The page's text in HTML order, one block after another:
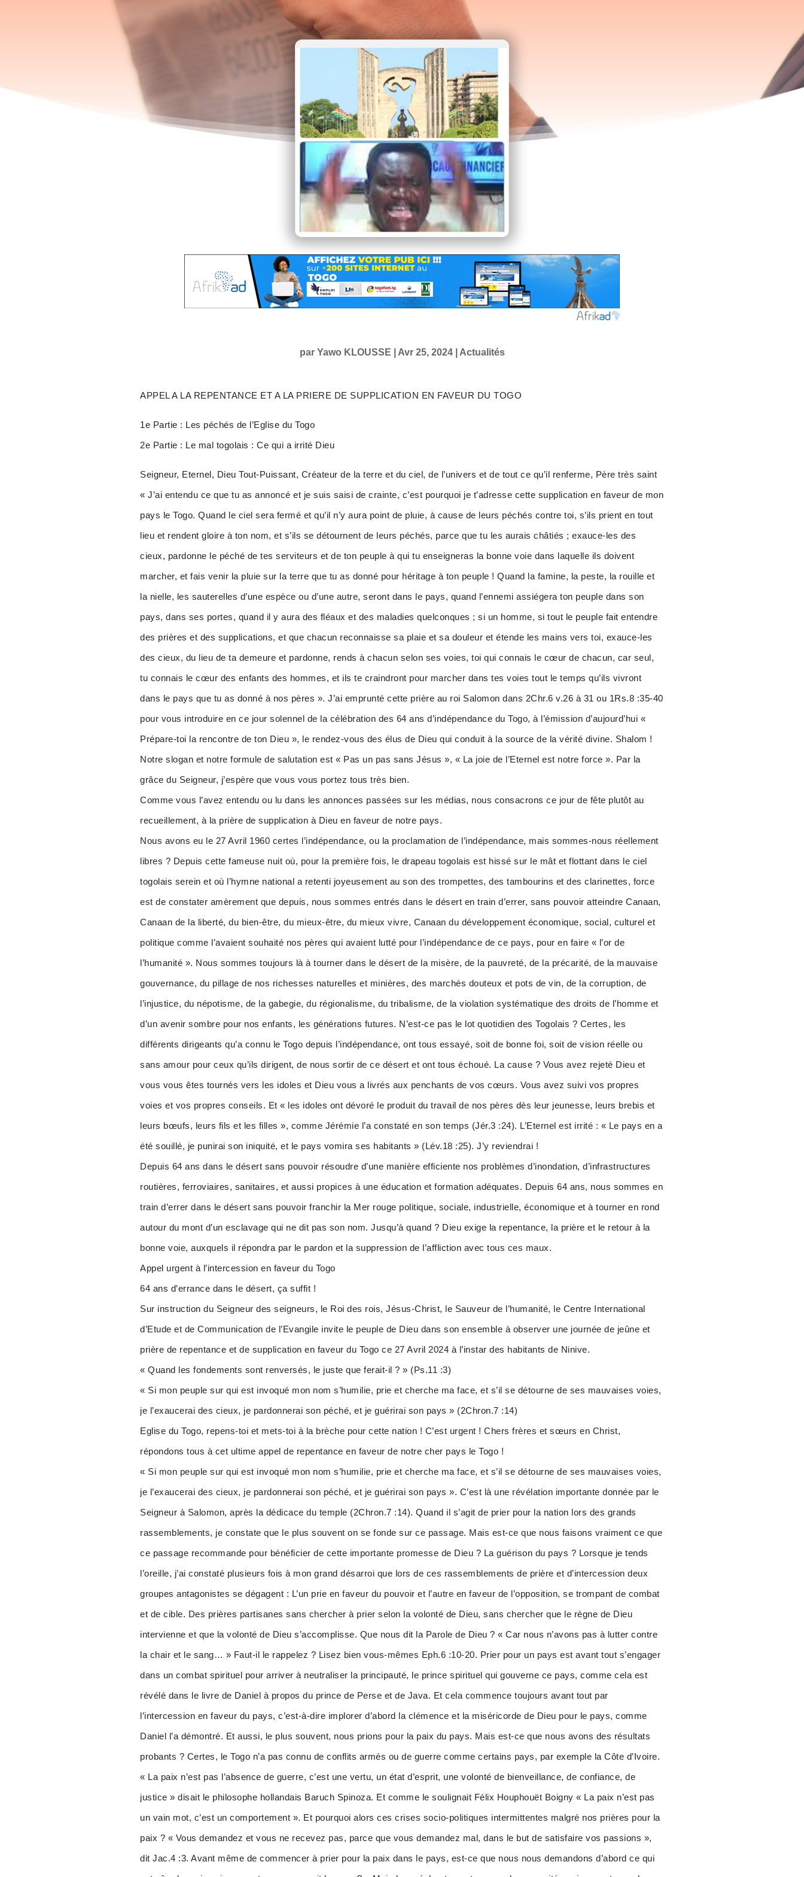
par Yawo KLOUSSE Avr 25, 2024| Actualités
APPEL A LA REPENTANCE ET A LA PRIERE DE SUPPLICATION EN FAVEUR DU TOGO
1e Partie : Les péchés de l’Eglise du Togo
2e Partie : Le mal togolais : Ce qui a irrité Dieu
Seigneur, Eternel, Dieu Tout-Puissant, Créateur de la terre et du ciel, de l’univers et de tout ce qu’il renferme, Père très saint
« J’ai entendu ce que tu as annoncé et je suis saisi de crainte, c’est pourquoi je t’adresse cette supplication en faveur de mon
pays le Togo. Quand le ciel sera fermé et qu’il n’y aura point de pluie, à cause de leurs péchés contre toi, s’ils prient en tout
lieu et rendent gloire à ton nom, et s’ils se détournent de leurs péchés, parce que tu les aurais châtiés ; exauce-les des
cieux, pardonne le péché de tes serviteurs et de ton peuple à qui tu enseigneras la bonne voie dans laquelle ils doivent
marcher, et fais venir la pluie sur la terre que tu as donné pour héritage à ton peuple ! Quand la famine, la peste, la rouille et
la nielle, les sauterelles d’une espèce ou d’une autre, seront dans le pays, quand l’ennemi assiégera ton peuple dans son
pays, dans ses portes, quand il y aura des fléaux et des maladies quelconques ; si un homme, si tout le peuple fait entendre
des prières et des supplications, et que chacun reconnaisse sa plaie et sa douleur et étende les mains vers toi, exauce-les
des cieux, du lieu de ta demeure et pardonne, rends à chacun selon ses voies, toi qui connais le cœur de chacun, car seul,
tu connais le cœur des enfants des hommes, et ils te craindront pour marcher dans tes voies tout le temps qu’ils vivront
dans le pays que tu as donné à nos pères ». J’ai emprunté cette prière au roi Salomon dans 2Chr.6 v.26 à 31 ou 1Rs.8 :35-40
pour vous introduire en ce jour solennel de la célébration des 64 ans d’indépendance du Togo, à l’émission d’aujourd’hui «
Prépare-toi la rencontre de ton Dieu », le rendez-vous des élus de Dieu qui conduit à la source de la vérité divine. Shalom !
Notre slogan et notre formule de salutation est « Pas un pas sans Jésus », « La joie de l’Eternel est notre force ». Par la
grâce du Seigneur, j’espère que vous vous portez tous très bien.
Comme vous l’avez entendu ou lu dans les annonces passées sur les médias, nous consacrons ce jour de fête plutôt au
recueillement, à la prière de supplication à Dieu en faveur de notre pays.
Nous avons eu le 27 Avril 1960 certes l’indépendance, ou la proclamation de l’indépendance, mais sommes-nous réellement
libres ? Depuis cette fameuse nuit où, pour la première fois, le drapeau togolais est hissé sur le mât et flottant dans le ciel
togolais serein et où l’hymne national a retenti joyeusement au son des trompettes, des tambourins et des clarinettes, force
est de constater amèrement que depuis, nous sommes entrés dans le désert en train d’errer, sans pouvoir atteindre Canaan,
Canaan de la liberté, du bien-être, du mieux-être, du mieux vivre, Canaan du développement économique, social, culturel et
politique comme l’avaient souhaité nos pères qui avaient lutté pour l’indépendance de ce pays, pour en faire « l’or de
l’humanité ». Nous sommes toujours là à tourner dans le désert de la misère, de la pauvreté, de la précarité, de la mauvaise
gouvernance, du pillage de nos richesses naturelles et minières, des marchés douteux et pots de vin, de la corruption, de
l’injustice, du népotisme, de la gabegie, du régionalisme, du tribalisme, de la violation systématique des droits de l’homme et
d’un avenir sombre pour nos enfants, les générations futures. N’est-ce pas le lot quotidien des Togolais ? Certes, les
différents dirigeants qu’a connu le Togo depuis l’indépendance, ont tous essayé, soit de bonne foi, soit de vision réelle ou
sans amour pour ceux qu’ils dirigent, de nous sortir de ce désert et ont tous échoué. La cause ? Vous avez rejeté Dieu et
vous vous êtes tournés vers les idoles et Dieu vous a livrés aux penchants de vos cœurs. Vous avez suivi vos propres
voies et vos propres conseils. Et « les idoles ont dévoré le produit du travail de nos pères dès leur jeunesse, leurs brebis et
leurs bœufs, leurs fils et les filles », comme Jérémie l’a constaté en son temps (Jér.3 :24). L’Eternel est irrité : « Le pays en a
été souillé, je punirai son iniquité, et le pays vomira ses habitants » (Lév.18 :25). J’y reviendrai !
Depuis 64 ans dans le désert sans pouvoir résoudre d’une manière efficiente nos problèmes d’inondation, d’infrastructures
routières, ferroviaires, sanitaires, et aussi propices à une éducation et formation adéquates. Depuis 64 ans, nous sommes en
train d’errer dans le désert sans pouvoir franchir la Mer rouge politique, sociale, industrielle, économique et à tourner en rond
autour du mont d’un esclavage qui ne dit pas son nom. Jusqu’à quand ? Dieu exige la repentance, la prière et le retour à la
bonne voie, auxquels il répondra par le pardon et la suppression de l’affliction avec tous ces maux.
Appel urgent à l’intercession en faveur du Togo
64 ans d’errance dans le désert, ça suffit !
Sur instruction du Seigneur des seigneurs, le Roi des rois, Jésus-Christ, le Sauveur de l’humanité, le Centre International
d’Etude et de Communication de l’Evangile invite le peuple de Dieu dans son ensemble à observer une journée de jeûne et
prière de repentance et de supplication en faveur du Togo ce 27 Avril 2024 à l’instar des habitants de Ninive.
« Quand les fondements sont renversés, le juste que ferait-il ? » (Ps.11 :3)
« Si mon peuple sur qui est invoqué mon nom s’humilie, prie et cherche ma face, et s’il se détourne de ses mauvaises voies,
je l’exaucerai des cieux, je pardonnerai son péché, et je guérirai son pays » (2Chron.7 :14)
Eglise du Togo, repens-toi et mets-toi à la brèche pour cette nation ! C’est urgent ! Chers frères et sœurs en Christ,
répondons tous à cet ultime appel de repentance en faveur de notre cher pays le Togo !
« Si mon peuple sur qui est invoqué mon nom s’humilie, prie et cherche ma face, et s’il se détourne de ses mauvaises voies,
je l’exaucerai des cieux, je pardonnerai son péché, et je guérirai son pays ». C’est là une révélation importante donnée par le
Seigneur à Salomon, après la dédicace du temple (2Chron.7 :14). Quand il s’agit de prier pour la nation lors des grands
rassemblements, je constate que le plus souvent on se fonde sur ce passage. Mais est-ce que nous faisons vraiment ce que
ce passage recommande pour bénéficier de cette importante promesse de Dieu ? La guérison du pays ? Lorsque je tends
l’oreille, j’ai constaté plusieurs fois à mon grand désarroi que lors de ces rassemblements de prière et d’intercession deux
groupes antagonistes se dégagent : L’un prie en faveur du pouvoir et l’autre en faveur de l’opposition, se trompant de combat
et de cible. Des prières partisanes sans chercher à prier selon la volonté de Dieu, sans chercher que le règne de Dieu
intervienne et que la volonté de Dieu s’accomplisse. Que nous dit la Parole de Dieu ? « Car nous n’avons pas à lutter contre
la chair et le sang… » Faut-il le rappelez ? Lisez bien vous-mêmes Eph.6 :10-20. Prier pour un pays est avant tout s’engager
dans un combat spirituel pour arriver à neutraliser la principauté, le prince spirituel qui gouverne ce pays, comme cela est
révélé dans le livre de Daniel à propos du prince de Perse et de Java. Et cela commence toujours avant tout par
l’intercession en faveur du pays, c’est-à-dire implorer d’abord la clémence et la miséricorde de Dieu pour le pays, comme
Daniel l’a démontré. Et aussi, le plus souvent, nous prions pour la paix du pays. Mais est-ce que nous avons des résultats
probants ? Certes, le Togo n’a pas connu de conflits armés ou de guerre comme certains pays, par exemple la Côte d’Ivoire.
« La paix n’est pas l’absence de guerre, c’est une vertu, un état d’esprit, une volonté de bienveillance, de confiance, de
justice » disait le philosophe hollandais Baruch Spinoza. Et comme le soulignait Félix Houphouët Boigny « La paix n’est pas
un vain mot, c’est un comportement ». Et pourquoi alors ces crises socio-politiques intermittentes malgré nos prières pour la
paix ? « Vous demandez et vous ne recevez pas, parce que vous demandez mal, dans le but de satisfaire vos passions »,
dit Jac.4 :3. Avant même de commencer à prier pour la paix dans le pays, est-ce que nous nous demandons d’abord ce qui